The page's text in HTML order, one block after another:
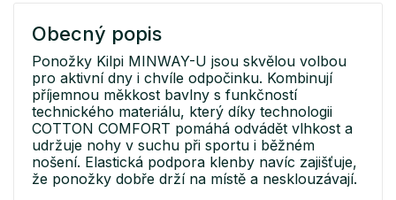
Obecný popis
Ponožky Kilpi MINWAY-U jsou skvělou volbou
pro aktivní dny i chvíle odpočinku. Kombinují
příjemnou měkkost bavlny s funkčností
technického materiálu, který díky technologii
COTTON COMFORT pomáhá odvádět vlhkost a
udržuje nohy v suchu při sportu i běžném
nošení. Elastická podpora klenby navíc zajišťuje,
že ponožky dobře drží na místě a nesklouzávají.